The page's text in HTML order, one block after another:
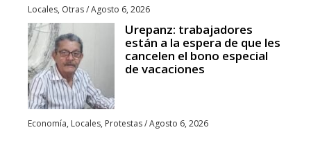
Locales, Otras/Agosto 6, 2026
Urepanz: trabajadores
están a la espera de que les
cancelen el bono especial
de vacaciones
Economía, Locales, Protestas/Agosto 6, 2026